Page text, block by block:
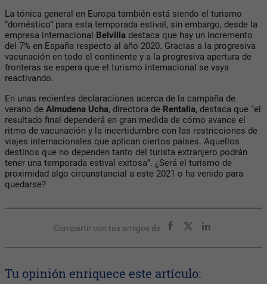
La tónica general en Europa también está siendo el turismo
“doméstico” para esta temporada estival, sin embargo, desde la
empresa internacional Belvilla destaca que hay un incremento
del 7% en España respecto al año 2020. Gracias a la progresiva
vacunación en todo el continente y a la progresiva apertura de
fronteras se espera que el turismo internacional se vaya
reactivando.
En unas recientes declaraciones acerca de la campaña de
verano de Almudena Ucha, directora de Rentalia, destaca que “el
resultado final dependerá en gran medida de cómo avance el
ritmo de vacunación y la incertidumbre con las restricciones de
viajes internacionales que aplican ciertos países. Aquellos
destinos que no dependen tanto del turista extranjero podrán
tener una temporada estival exitosa”. ¿Será el turismo de
proximidad algo circunstancial a este 2021 o ha venido para
quedarse?
Compartir con tus amigos de
Tu opinión enriquece este artículo: